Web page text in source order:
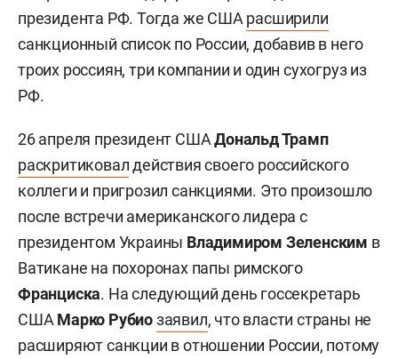
президента РФ. Тогда же США расширили
санкционный список по России, добавив в него
троих россиян, три компании и один сухогруз из
РФ.
26 апреля президент СШАДональд Трамп
раскритиковалдействия своего российского
коллеги и пригрозил санкциями. Это произошло
после встречи американского лидера с
президентом Украины Владимиром Зеленским в
Ватикане на похоронах папы римского
Франциска. На следующий день госсекретарь
США Марко Рубиозаявил, что власти страны не
расширяют санкции в отношении России, потому